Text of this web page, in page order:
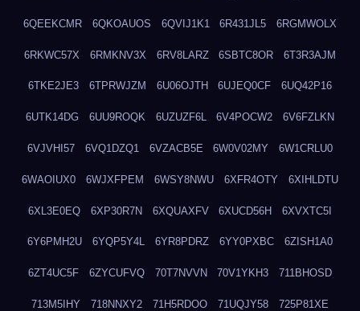
6QEEKCMR 6QKOAUOS 6QVIJ1K1 6R431JL5 6RGMWOLX
6RKWC57X 6RMKNV3X 6RV8LARZ 6SBTC8OR 6T3R3AJM
6TKE2JE3 6TPRWJZM 6U06OJTH 6UJEQ0CF 6UQ42P16
6UTK14DG 6UU9ROQK 6UZUZF6L 6V4POCW2 6V6FZLKN
6VJVHI57 6VQ1DZQ1 6VZACB5E 6W0V02MY 6W1CRLU0
6WAOIUX0 6WJXFPEM 6WSY8NWU 6XFR4OTY 6XIHLDTU
6XL3E0EQ 6XP30R7N 6XQUAXFV 6XUCD56H 6XVXTC5I
6Y6PMH2U 6YQP5Y4L 6YR8PDRZ 6YY0PXBC 6ZISH1A0
6ZT4UC5F 6ZYCUFVQ 70T7NVVN 70V1YKH3 711BHOSD
713M5IHY 718NNXY2 71H5RDOO 71UQJY58 725P81XE